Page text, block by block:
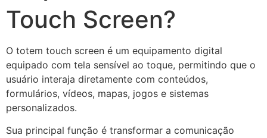
Touch Screen?
O totem touch screen é um equipamento digital
equipado com tela sensível ao toque, permitindo que o
usuário interaja diretamente com conteúdos,
formulários, vídeos, mapas, jogos e sistemas
personalizados.
Sua principal função é transformar a comunicação